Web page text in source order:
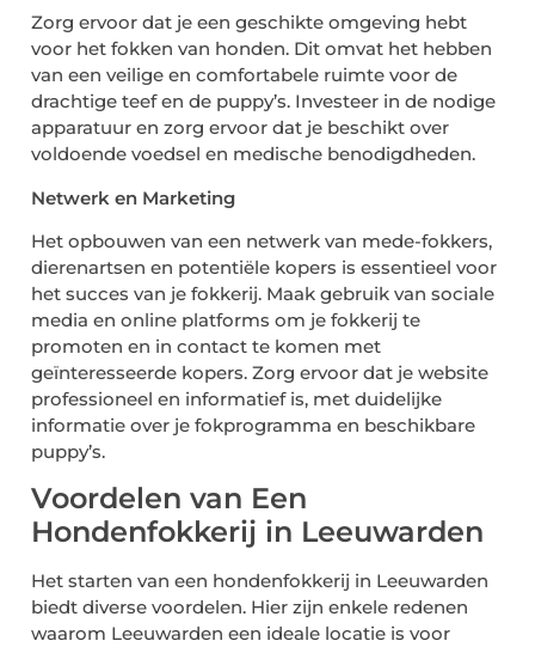
Zorg ervoor dat je een geschikte omgeving hebt
voor het fokken van honden. Dit omvat het hebben
van een veilige en comfortabele ruimte voor de
drachtige teef en de puppy’s. Investeer in de nodige
apparatuur en zorg ervoor dat je beschikt over
voldoende voedsel en medische benodigdheden.
Netwerk en Marketing
Het opbouwen van een netwerk van mede-fokkers,
dierenartsen en potentiële kopers is essentieel voor
het succes van je fokkerij. Maak gebruik van sociale
media en online platforms om je fokkerij te
promoten en in contact te komen met
geïnteresseerde kopers. Zorg ervoor dat je website
professioneel en informatief is, met duidelijke
informatie over je fokprogramma en beschikbare
puppy’s.
Voordelen van Een
Hondenfokkerij in Leeuwarden
Het starten van een hondenfokkerij in Leeuwarden
biedt diverse voordelen. Hier zijn enkele redenen
waarom Leeuwarden een ideale locatie is voor